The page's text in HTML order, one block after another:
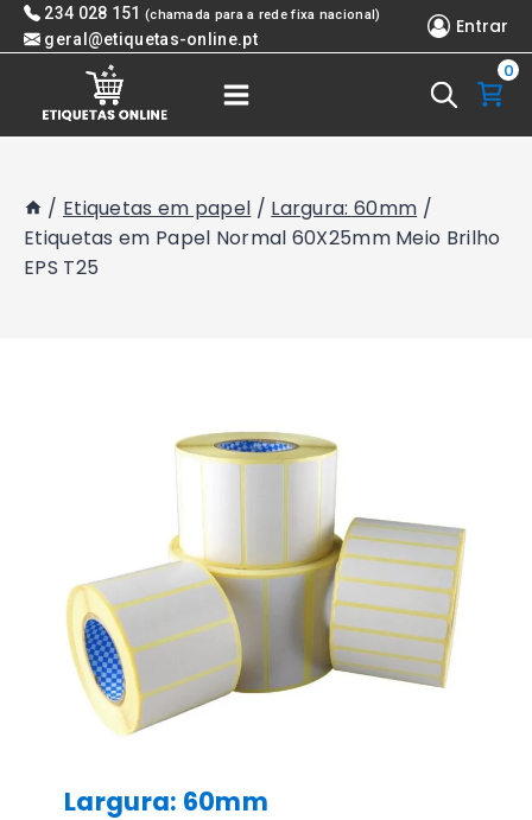
Skip 234 028 151 (chamada para a rede fixa nacional)
geral@etiquetas-online.pt
Entrar
0
/ Etiquetas em papel / Largura: 60mm /
Etiquetas em Papel Normal 60X25mm Meio Brilho
EPS T25
Largura: 60mm